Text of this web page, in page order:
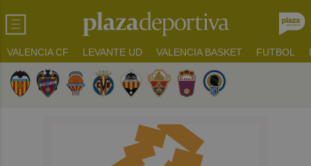
VALENCIA CF LEVANTE UD VALENCIA BASKET FUTBOL